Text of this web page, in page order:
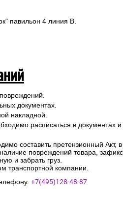
павильон 4 линия В.
документах.
накладной.
расписаться в документах и
составить претензионный Акт,
повреждений товара,
и забрать груз.
транспортной компании.
+7(495)128-48-87